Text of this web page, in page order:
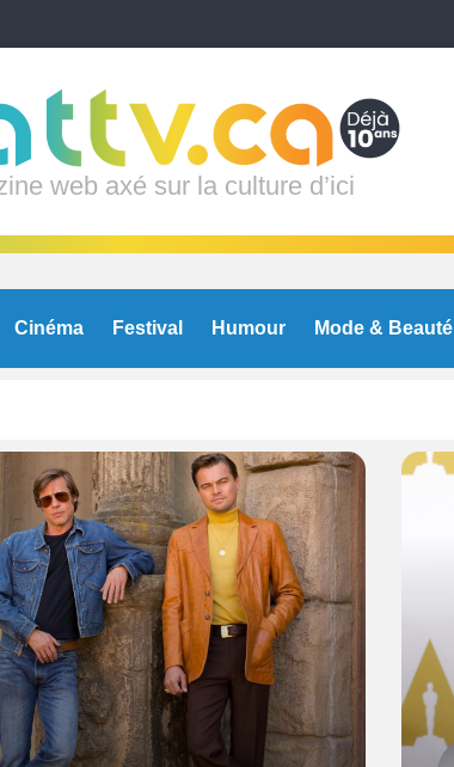
web axé sur la culture d’ici
Cinéma Festival Humour Mode & Beauté